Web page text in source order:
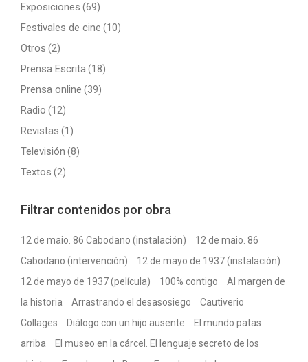
Exposiciones (69)
Festivales de cine (10)
Otros (2)
Prensa Escrita(18)
Prensa online (39)
Radio (12)
Revistas (1)
Televisión (8)
Textos (2)
Filtrar contenidos por obra
12 de maio. 86 Cabodano (instalación)
12 de maio. 86
Cabodano (intervención)
12 de mayo de 1937 (instalación)
12 de mayo de 1937 (película)
100% contigo
Al margen de
la historia
Arrastrando el desasosiego
Cautiverio
Collages
Diálogo con un hijo ausente
El mundo patas
arriba
El museo en la cárcel. El lenguaje secreto de los